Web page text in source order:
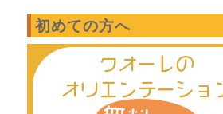
初めての方へ